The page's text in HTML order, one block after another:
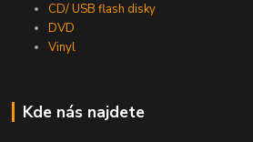
CD/ USB flash disky
DVD
Vinyl
Kde nás najdete